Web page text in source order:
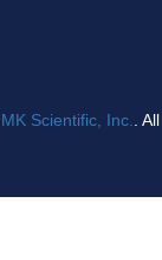
MK Scientific, Inc. .